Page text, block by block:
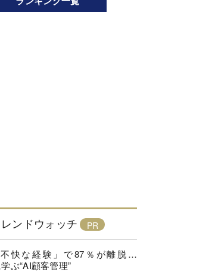
レンドウォッチ
不快な経験」で87％が離脱…
ぶ“AI顧客管理”